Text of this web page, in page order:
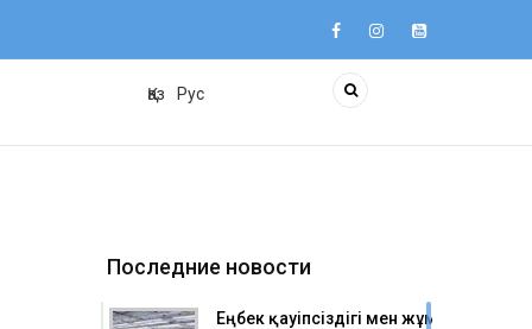
Қаз Рус
Последние новости
Еңбек қауіпсіздігі мен жұмысшылар